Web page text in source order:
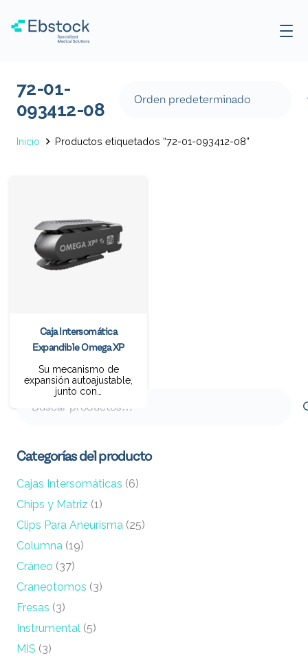
72-01-
093412-08
Inicio Productos etiquetados “72-01-093412-08”
Caja Intersomática
Expandible Omega XP
Su mecanismo de
expansión autoajustable,
junto con…
Categorías del producto
Cajas Intersomáticas (6)
Chips y Matriz (1)
Clips Para Aneurisma (25)
Columna (19)
Cráneo (37)
Craneotomos (3)
Fresas (3)
Instrumental (5)
MIS (3)